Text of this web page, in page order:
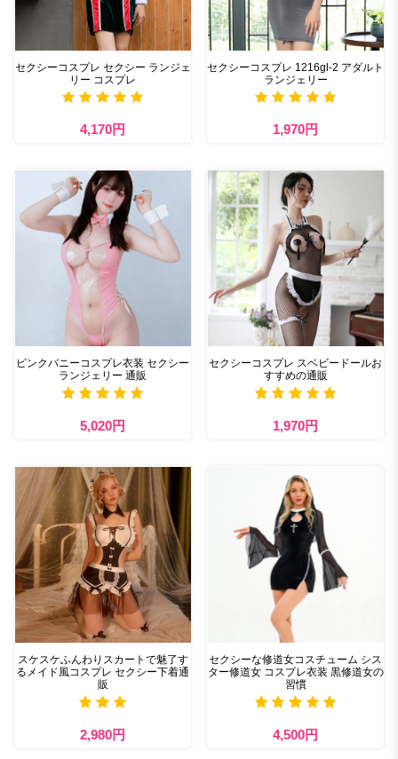
セクシーコスプレ セクシー ランジェ
リー コスプレ
4,170円
セクシーコスプレ 1216gl-2 アダルト
ランジェリー
1,970円
ピンクバニーコスプレ衣装 セクシー
ランジェリー 通販
5,020円
セクシーコスプレ スベビードールお
すすめの通販
1,970円
スケスケふんわりスカートで魅了す
るメイド風コスプレ セクシー下着通
販
2,980円
セクシーな修道女コスチューム シス
ター修道女 コスプレ衣装 黒修道女の
習慣
4,500円